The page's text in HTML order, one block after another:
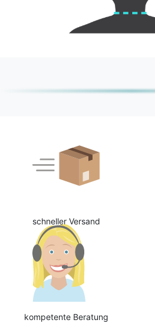
schneller Versand
kompetente Beratung